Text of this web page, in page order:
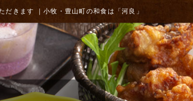
だきます ｜小牧・豊山町の和食は「河良」